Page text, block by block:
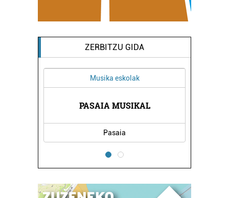
ZERBITZU GIDA
Musika eskolak
PASAIA MUSIKAL
Pasaia